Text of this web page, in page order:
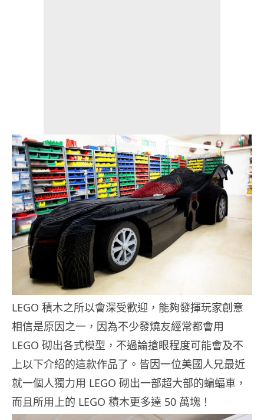
LEGO 積木之所以會深受歡迎，能夠發揮玩家創意
相信是原因之一，因為不少發燒友經常都會用
LEGO 砌出各式模型，不過論搶眼程度可能會及不
上以下介紹的這款作品了。皆因一位美國人兄最近
就一個人獨力用 LEGO 砌出一部超大部的蝙蝠車，
而且所用上的 LEGO 積木更多達 50 萬塊！